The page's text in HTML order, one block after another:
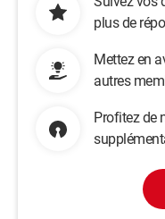
plus de
Mettez en
autres
Profitez de